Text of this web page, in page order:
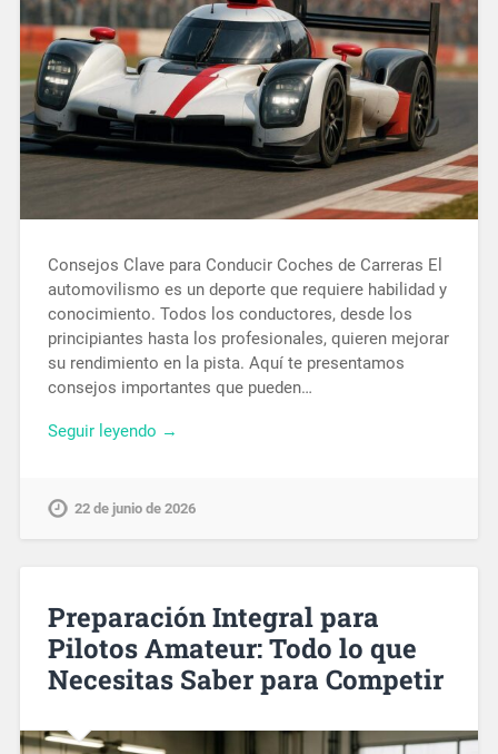
Consejos Clave para Conducir Coches de Carreras El
automovilismo es un deporte que requiere habilidad y
conocimiento. Todos los conductores, desde los
principiantes hasta los profesionales, quieren mejorar
su rendimiento en la pista. Aquí te presentamos
consejos importantes que pueden…
Seguir leyendo →
22 de junio de 2026
Preparación Integral para
Pilotos Amateur: Todo lo que
Necesitas Saber para Competir